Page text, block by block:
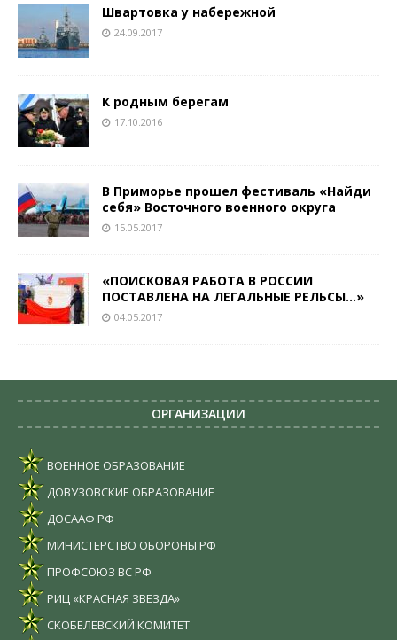
Швартовка у набережной
24.09.2017
К родным берегам
17.10.2016
В Приморье прошел фестиваль «Найди
себя» Восточного военного округа
15.05.2017
«ПОИСКОВАЯ РАБОТА В РОССИИ
ПОСТАВЛЕНА НА ЛЕГАЛЬНЫЕ РЕЛЬСЫ…»
04.05.2017
ОРГАНИЗАЦИИ
ВОЕННОЕ ОБРАЗОВАНИЕ
ДОВУЗОВСКИЕ ОБРАЗОВАНИЕ
ДОСААФ РФ
МИНИСТЕРСТВО ОБОРОНЫ РФ
ПРОФСОЮЗ ВС РФ
РИЦ «КРАСНАЯ ЗВЕЗДА»
СКОБЕЛЕВСКИЙ КОМИТЕТ